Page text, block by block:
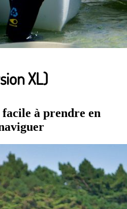
XL)
à prendre en